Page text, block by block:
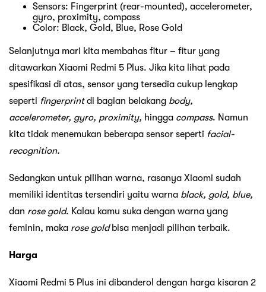
Sensors: Fingerprint (rear-mounted), accelerometer,
gyro, proximity, compass
Color: Black, Gold, Blue, Rose Gold
Selanjutnya mari kita membahas fitur – fitur yang
ditawarkan Xiaomi Redmi 5 Plus. Jika kita lihat pada
spesifikasi di atas, sensor yang tersedia cukup lengkap
seperti fingerprintdi bagian belakang body,
accelerometer, gyro, proximity, hingga compass. Namun
kita tidak menemukan beberapa sensor seperti facial-
recognition.
Sedangkan untuk pilihan warna, rasanya Xiaomi sudah
memiliki identitas tersendiri yaitu warna black, gold, blue,
dan rose gold. Kalau kamu suka dengan warna yang
feminin, maka rose goldbisa menjadi pilihan terbaik.
Harga
Xiaomi Redmi 5 Plus ini dibanderol dengan harga kisaran 2